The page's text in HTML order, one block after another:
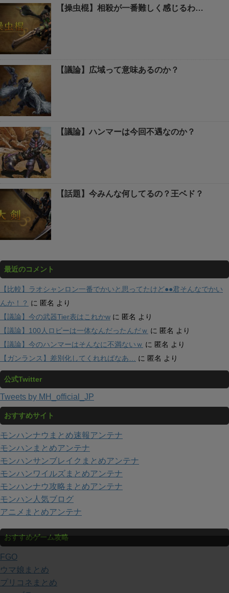
【操虫棍】相殺が一番難しく感じるわ…
【議論】広域って意味あるのか？
【議論】ハンマーは今回不遇なのか？
【話題】今みんな何してるの？王ベド？
最近のコメント
【比較】ラオシャンロン一番でかいと思ってたけど●●君そんなでかい
んか！？ に 匿名 より
【議論】今の武器Tier表はこれかw に 匿名 より
【議論】100人ロビーは一体なんだったんだｗ に 匿名 より
【議論】今のハンマーはそんなに不満ないｗ に 匿名 より
【ガンランス】差別化してくれればなあ…
に 匿名 より
公式Twitter
Tweets by MH_official_JP
おすすめサイト
モンハンナウまとめ速報アンテナ
モンハンまとめアンテナ
モンハンサンブレイクまとめアンテナ
モンハンワイルズまとめアンテナ
モンハンナウ攻略まとめアンテナ
モンハン人気ブログ
アニメまとめアンテナ
おすすめゲーム攻略
FGO
ウマ娘まとめ
プリコネまとめ